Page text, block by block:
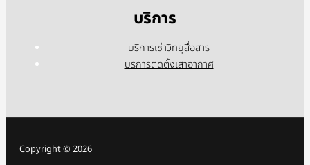
บริการ
บริการเช่าวิทยุสื่อสาร
บริการติดตั้งเสาอากาศ
Copyright © 2026